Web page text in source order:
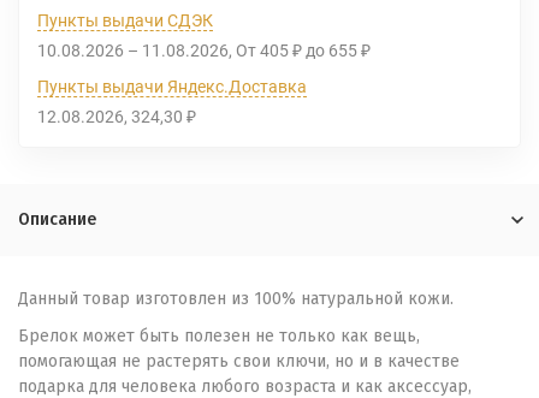
Пункты выдачи СДЭК
10.08.2026 – 11.08.2026 От 405 ₽ до 655 ₽
Пункты выдачи Яндекс.Доставка
12.08.2026 324,30 ₽
Описание
Данный товар изготовлен из 100% натуральной кожи.
Брелок может быть полезен не только как вещь,
помогающая не растерять свои ключи, но и в качестве
подарка для человека любого возраста и как аксессуар,